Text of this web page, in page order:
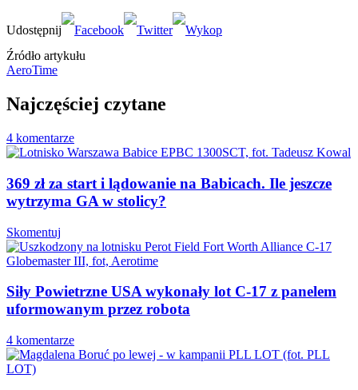
Źródło artykułu
AeroTime
Najczęściej czytane
4 komentarze
369 zł za start i lądowanie na Babicach. Ile jeszcze
wytrzyma GA w stolicy?
Skomentuj
Siły Powietrzne USA wykonały lot C-17 z panelem
uformowanym przez robota
4 komentarze